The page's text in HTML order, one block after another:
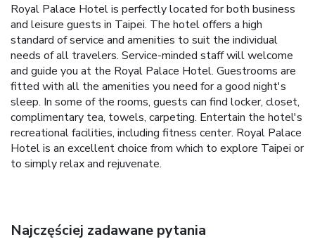
Royal Palace Hotel is perfectly located for both business
and leisure guests in Taipei. The hotel offers a high
standard of service and amenities to suit the individual
needs of all travelers. Service-minded staff will welcome
and guide you at the Royal Palace Hotel. Guestrooms are
fitted with all the amenities you need for a good night's
sleep. In some of the rooms, guests can find locker, closet,
complimentary tea, towels, carpeting. Entertain the hotel's
recreational facilities, including fitness center. Royal Palace
Hotel is an excellent choice from which to explore Taipei or
to simply relax and rejuvenate.
Najczęściej zadawane pytania